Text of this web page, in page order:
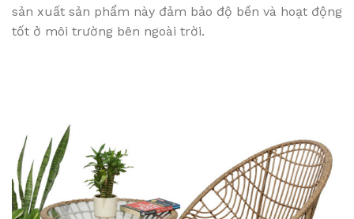
sản xuất sản phẩm này đảm bảo độ bền và hoạt động
tốt ở môi trường bên ngoài trời.